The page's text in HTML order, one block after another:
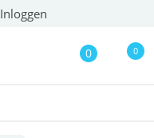
Inloggen
0 0